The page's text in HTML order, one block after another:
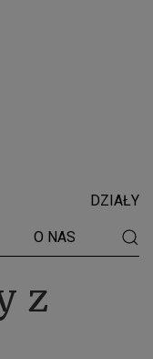
DZIAŁY
O NAS
z